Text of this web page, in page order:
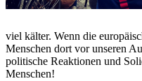
viel kälter. Wenn die
Menschen dort vor unseren
politische Reaktionen und
Menschen!